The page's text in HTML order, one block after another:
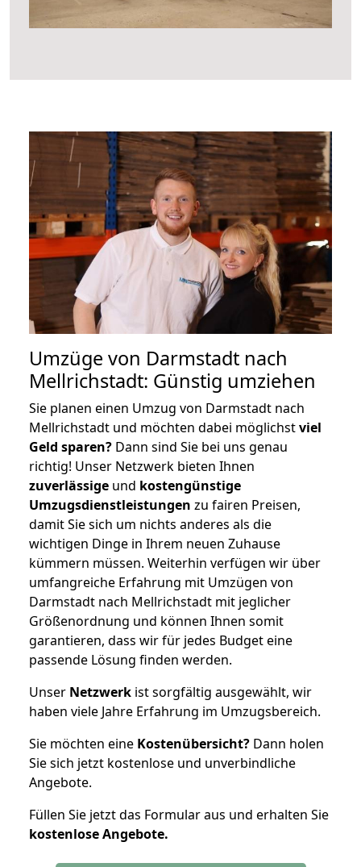
Umzüge von Darmstadt nach
Mellrichstadt: Günstig umziehen
Sie planen einen Umzug von Darmstadt nach
Mellrichstadt und möchten dabei möglichstviel
Geld sparen? Dann sind Sie bei uns genau
richtig! Unser Netzwerk bieten Ihnen
zuverlässige und kostengünstige
Umzugsdienstleistungen zu fairen Preisen,
damit Sie sich um nichts anderes als die
wichtigen Dinge in Ihrem neuen Zuhause
kümmern müssen. Weiterhin verfügen wir über
umfangreiche Erfahrung mit Umzügen von
Darmstadt nach Mellrichstadt mit jeglicher
Größenordnung und können Ihnen somit
garantieren, dass wir für jedes Budget eine
passende Lösung finden werden.
Unser Netzwerk ist sorgfältig ausgewählt, wir
haben viele Jahre Erfahrung im Umzugsbereich.
Sie möchten eine Kostenübersicht? Dann holen
Sie sich jetzt kostenlose und unverbindliche
Angebote.
Füllen Sie jetzt das Formular aus und erhalten Sie
kostenloseAngebote.